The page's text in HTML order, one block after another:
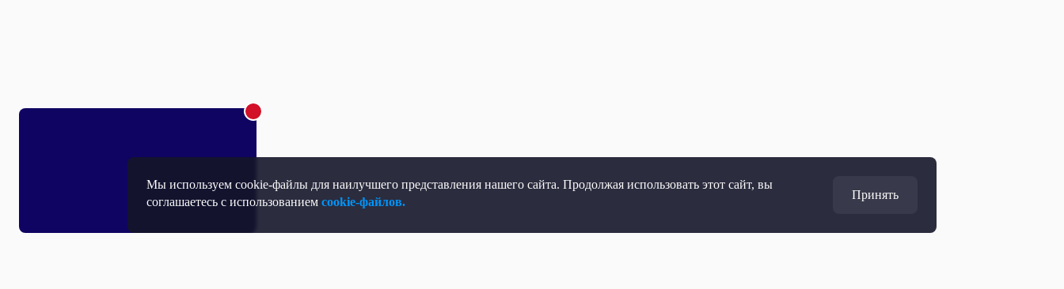
Мы используем cookie-файлы для наилучшего представления нашего сайта. Продолжая использовать этот сайт, вы
соглашаетесь с использованиемcookie-файлов.
Принять